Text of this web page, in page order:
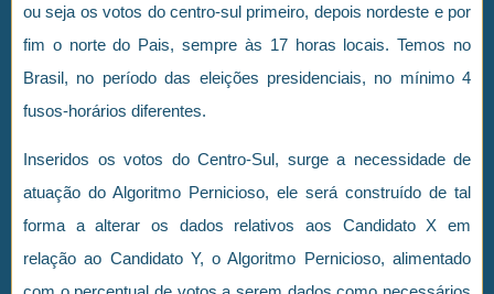
ou seja os votos do centro-sul primeiro, depois nordeste e por
fim o norte do Pais, sempre às 17 horas locais. Temos no
Brasil, no período das eleições presidenciais, no mínimo 4
fusos-horários diferentes.
Inseridos os votos do Centro-Sul, surge a necessidade de
atuação do Algoritmo Pernicioso, ele será construído de tal
forma a alterar os dados relativos aos Candidato X em
relação ao Candidato Y, o Algoritmo Pernicioso, alimentado